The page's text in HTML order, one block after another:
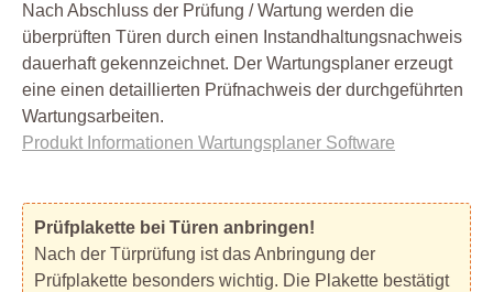
Nach Abschluss der Prüfung / Wartung werden die
überprüften Türen durch einen Instandhaltungsnachweis
dauerhaft gekennzeichnet. Der Wartungsplaner erzeugt
eine einen detaillierten Prüfnachweis der durchgeführten
Wartungsarbeiten.
Produkt Informationen Wartungsplaner Software
Prüfplakette bei Türen anbringen!
Nach der Türprüfung ist das Anbringung der
Prüfplakette besonders wichtig. Die Plakette bestätigt